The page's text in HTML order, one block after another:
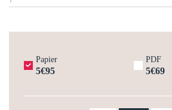
Papier
5€95
PDF
5€69